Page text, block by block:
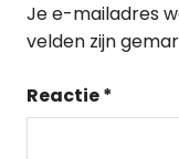
Je e-mailadres
velden zijn
Reactie*